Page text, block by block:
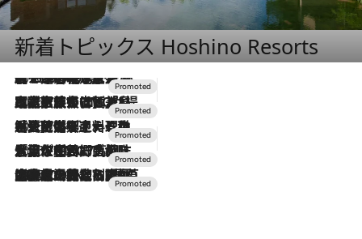
新着トピックス Hoshino Resorts
2026.8.7
【トンボの足水浴】ヒノキの香りに包まれて涼感マックス！約13℃の湧水かけ流しを避暑地「星野温泉 トンボの湯」で体験
2026.7.31
【ホテル帰省】という選択肢をOMOが提案。家族とほどよい距離を保つには「昼は実家、夜は気兼ねなくホテルで！」
2026.7.24
【夏限定ディナーコース】旬を迎える稚鮎や花ズッキーニなどをイタリア・トスカーナの郷土料理の手法で満喫！
2026.7.17
「土佐和ハーブかき氷」がOMO7高知に登場！生姜、山椒、大葉など目にも舌にも涼を呼ぶ郷土の味
2026.7.10
NEW OPEN！【界 草津】名湯の地に誕生。趣の異なる2種の温泉と上州ならではの会席・蕎麦割烹など美食を味わう究極の癒やし旅